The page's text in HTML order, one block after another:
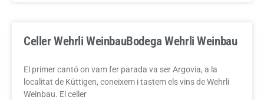
Celler Wehrli WeinbauBodega Wehrli Weinbau
El primer cantó on vam fer parada va ser Argovia, a la
localitat de Küttigen, coneixem i tastem els vins de Wehrli
Weinbau. El celler